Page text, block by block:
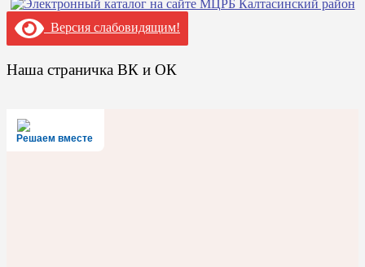
Версия слабовидящим!
Наша страничка ВК и ОК
Решаем вместе